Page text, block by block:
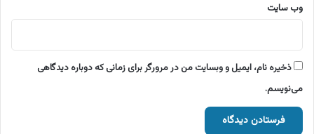
وب‌ سایت
ذخیره نام، ایمیل و وبسایت من در مرورگر برای زمانی که دوباره دیدگاهی
می‌نویسم.